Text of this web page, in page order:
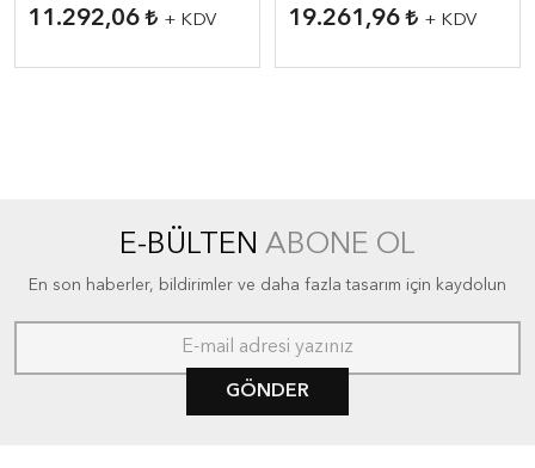
11.292,06 + KDV 19.261,96 + KDV
E-BÜLTEN ABONE OL
En son haberler, bildirimler ve daha fazla tasarım için kaydolun
GÖNDER